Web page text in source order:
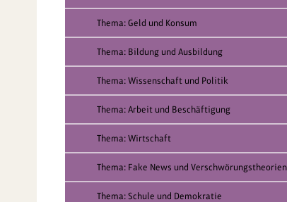
Thema: Geld und Konsum
Thema: Bildung und Ausbildung
Thema: Wissenschaft und Politik
Thema: Arbeit und Beschäftigung
Thema: Wirtschaft
Thema: Fake News und Verschwörungstheorien
Thema: Schule und Demokratie